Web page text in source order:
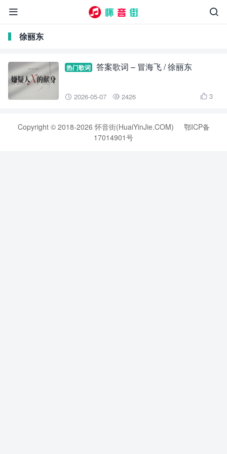


徐丽东
热门歌词 答案歌词 – 冒海飞 / 徐丽东
 2026-05-07  2426  3
Copyright © 2018-2026 怀音街(HuaiYinJie.COM)
鄂ICP备
17014901号